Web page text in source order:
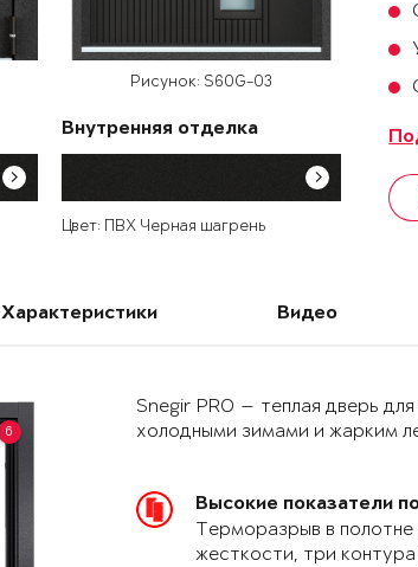
Рисунок: S60G-03
Внутренняя отделка
Цвет: ПВХ Черная шагрень
Характеристики Видео
6
Snegir PRO — теплая дверь
холодными зимами и жарким
Высокие показатели
Терморазрыв в полотне
жесткости, три